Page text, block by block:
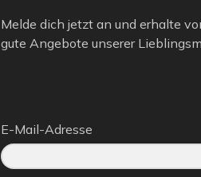
Melde dich jetzt an und erhalte
gute Angebote unserer
E-Mail-Adresse